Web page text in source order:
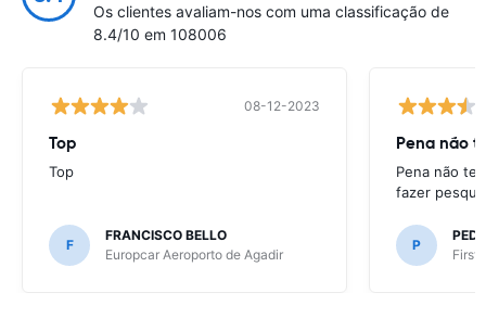
Os clientes avaliam-nos com uma classificação de
8.4/10 em 108006
08-12-2023
Top
Top
F
FRANCISCO BELLO
Europcar Aeroporto de Agadir
Pena não
Pena não
fazer
P
First